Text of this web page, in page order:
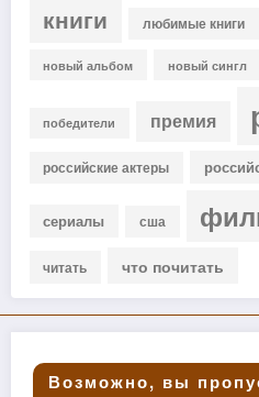
книги любимые книги
новый альбом новый сингл
победители премия
российские актеры
сериалы сша
читать что почитать
Возможно, вы